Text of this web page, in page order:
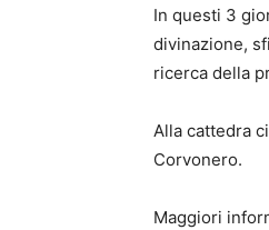
In questi 3
divinazione,
ricerca della
Alla cattedra
Corvonero.
Maggiori